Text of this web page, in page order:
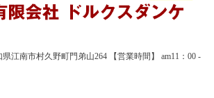
県江南市村久野町門弟山264 【営業時間】 am11：00 -